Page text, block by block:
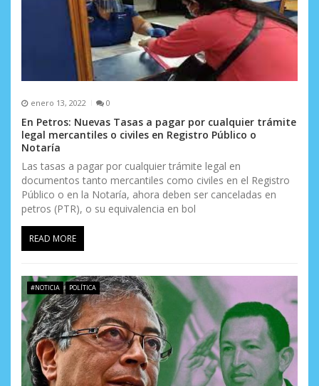
a
s enero 13, 2022 0
En Petros: Nuevas Tasas a pagar por cualquier trámite
legal mercantiles o civiles en Registro Público o
Notaría
Las tasas a pagar por cualquier trámite legal en
documentos tanto mercantiles como civiles en el Registro
Público o en la Notaría, ahora deben ser canceladas en
petros (PTR), o su equivalencia en bol
READ MORE
#NOTICIA POLÍTICA